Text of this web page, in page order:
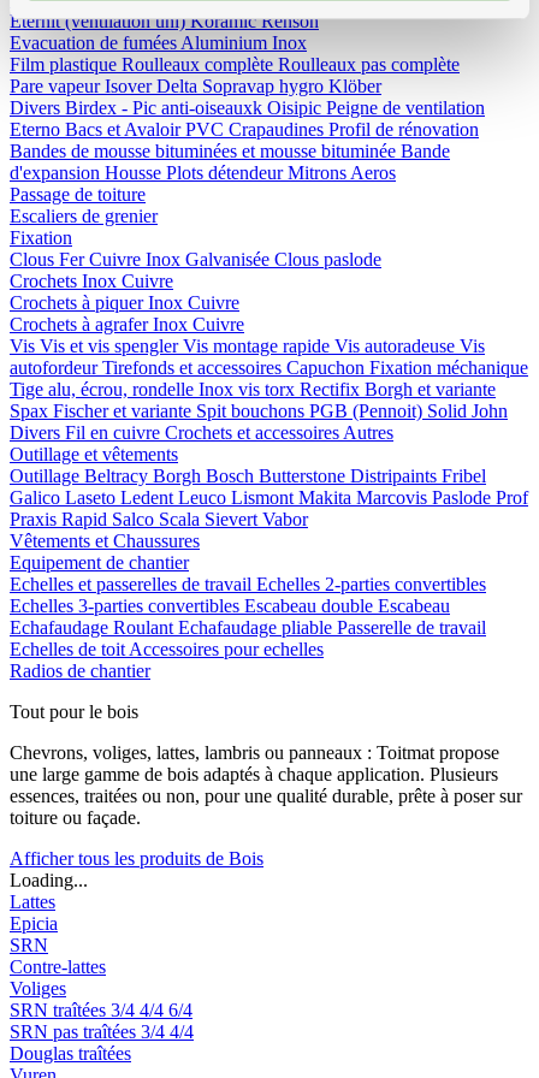
Eternit (ventilation uni)KoramicRenson
Evacuation de fumées Aluminium Inox
Film plastique Roulleaux complète Roulleaux pas complète
Pare vapeurIsoverDelta Sopravap hygro Klöber
Divers Birdex - Pic anti-oiseauxk Oisipic Peigne de ventilation
Eterno Bacs et Avaloir PVC Crapaudines Profil de rénovation
Bandes de mousse bituminées et mousse bituminée Bande
d'expansion Housse Plots détendeurMitrons Aeros
Passage de toiture
Escaliers de grenier
Fixation
Clous FerCuivre Inox Galvanisée Clous paslode
Crochets Inox Cuivre
Crochets à piquerInox Cuivre
Crochets à agraferInox Cuivre
Vis Vis et vis spenglerVis montage rapide Vis autoradeuse Vis
autofordeurTirefonds et accessoires Capuchon Fixation méchanique
Tige alu, écrou, rondelle Inox vis torx Rectifix Borgh et variante
Spax Fischer et variante Spit bouchons PGB (Pennoit) Solid John
Divers Fil en cuivre Crochets et accessoires Autres
Outillage et vêtements
Outillage Beltracy Borgh Bosch Butterstone Distripaints Fribel
Galico Laseto Ledent Leuco Lismont Makita Marcovis Paslode Prof
Praxis Rapid Salco Scala Sievert Vabor
Vêtements et Chaussures
Equipement de chantier
Echelles et passerelles de travail Echelles 2-parties convertibles
Echelles 3-parties convertibles Escabeau double Escabeau
Echafaudage Roulant Echafaudage pliable Passerelle de travail
Echelles de toit Accessoires pour echelles
Radios de chantier
Tout pour le bois
Chevrons, voliges, lattes, lambris ou panneaux : Toitmat propose
une large gamme de bois adaptés à chaque application. Plusieurs
essences, traitées ou non, pour une qualité durable, prête à poser sur
toiture ou façade.
Afficher tous les produits de Bois
Loading...
Lattes
Epicia
SRN
Contre-lattes
Voliges
SRN traîtées 3/4 4/4 6/4
SRN pas traîtées 3/4 4/4
Douglas traîtées